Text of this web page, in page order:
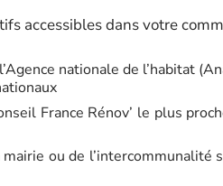
accessibles dans votre
nationale de l’habitat
France Rénov’ le plus
ou de